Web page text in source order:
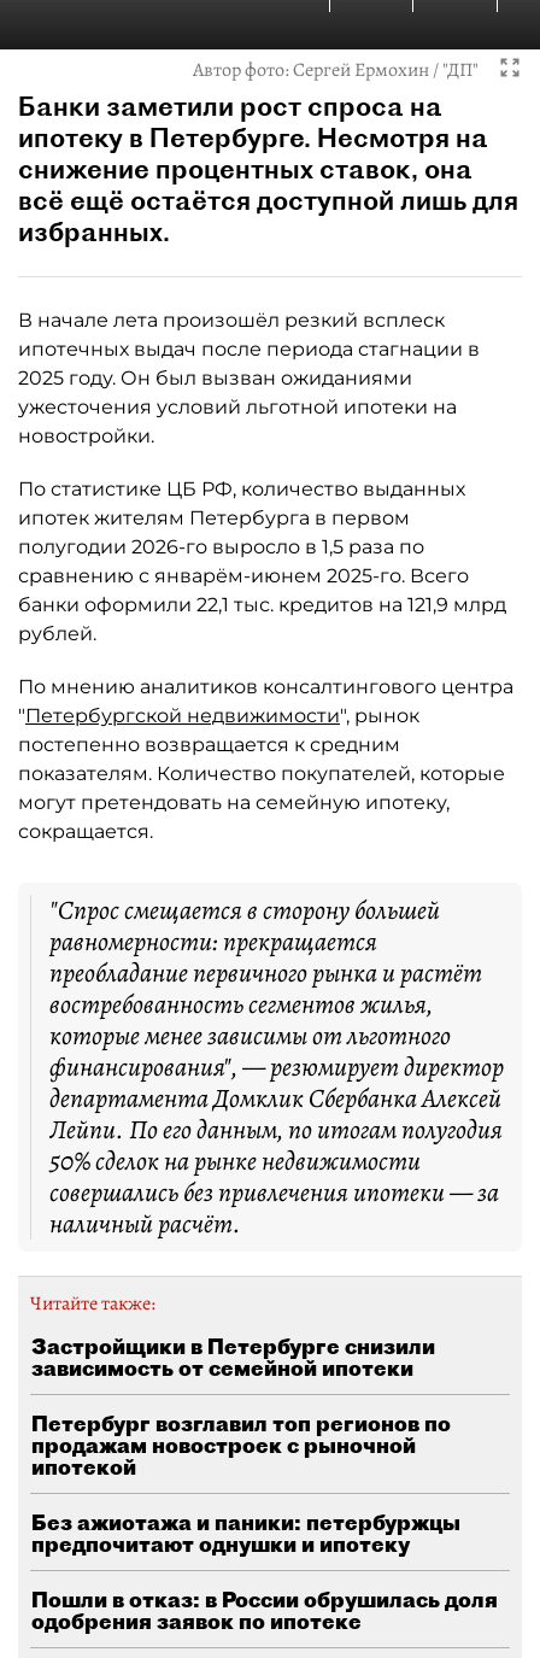
Автор фото:Сергей Ермохин / "ДП"
Банки заметили рост спроса на
ипотеку в Петербурге. Несмотря на
снижение процентных ставок, она
всё ещё остаётся доступной лишь для
избранных.
В начале лета произошёл резкий всплеск
ипотечных выдач после периода стагнации в
2025 году. Он был вызван ожиданиями
ужесточения условий льготной ипотеки на
новостройки.
По статистике ЦБ РФ, количество выданных
ипотек жителям Петербурга в первом
полугодии 2026-го выросло в 1,5 раза по
сравнению с январём-июнем 2025-го. Всего
банки оформили 22,1 тыс. кредитов на 121,9 млрд
рублей.
По мнению аналитиков консалтингового центра
"Петербургской недвижимости", рынок
постепенно возвращается к средним
показателям. Количество покупателей, которые
могут претендовать на семейную ипотеку,
сокращается.
"Спрос смещается в сторону большей
равномерности: прекращается
преобладание первичного рынка и растёт
востребованность сегментов жилья,
которые менее зависимы от льготного
финансирования", — резюмирует директор
департамента Домклик Сбербанка Алексей
Лейпи. По его данным, по итогам полугодия
50% сделок на рынке недвижимости
совершались без привлечения ипотеки — за
наличный расчёт.
Читайте также:
Застройщики в Петербурге снизили
зависимость от семейной ипотеки
Петербург возглавил топ регионов по
продажам новостроек с рыночной
ипотекой
Без ажиотажа и паники: петербуржцы
предпочитают однушки и ипотеку
Пошли в отказ: в России обрушилась доля
одобрения заявок по ипотеке